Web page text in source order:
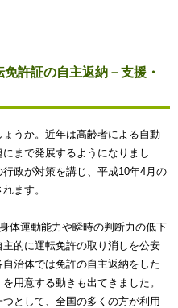
許証の自主返納－支援・
うか。近年は高齢者による自動
まで発展するようになりまし
政が対策を講じ、平成10年4月の
ます。
体運動能力や瞬時の判断力の低下
的に運転免許の取り消しを公安
治体では免許の自主返納をした
用意する動きも出てきました。
として、全国の多くの方が利用